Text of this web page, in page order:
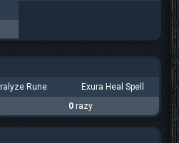
Rune
Exura Heal Spell
0 razy